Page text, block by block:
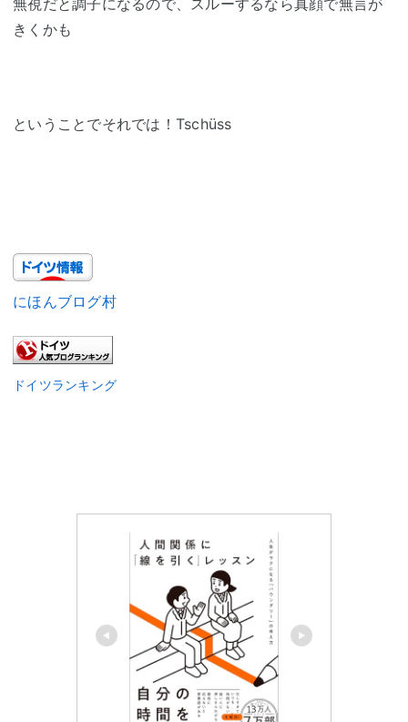
無視だと調子になるので、スルーするなら真顔で無言が
きくかも
ということでそれでは！Tschüss
にほんブログ村
ドイツランキング